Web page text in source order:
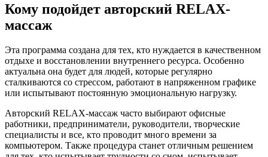
Кому подойдет авторский RELAX-
массаж
Эта программа создана для тех, кто нуждается в качественном
отдыхе и восстановлении внутреннего ресурса. Особенно
актуальна она будет для людей, которые регулярно
сталкиваются со стрессом, работают в напряженном графике
или испытывают постоянную эмоциональную нагрузку.
Авторский RELAX-массаж часто выбирают офисные
работники, предприниматели, руководители, творческие
специалисты и все, кто проводит много времени за
компьютером. Также процедура станет отличным решением